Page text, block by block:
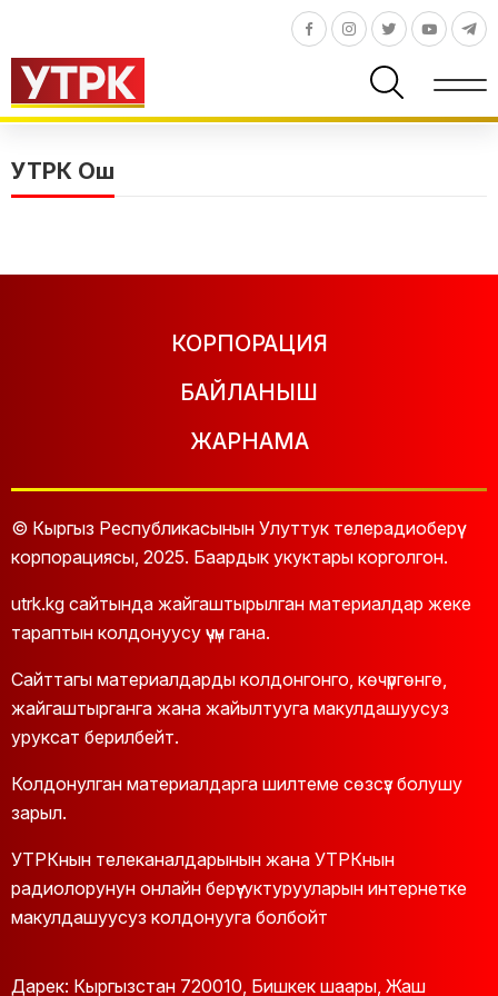
УТРК Ош
КОРПОРАЦИЯ
БАЙЛАНЫШ
ЖАРНАМА
© Кыргыз Республикасынын Улуттук телерадиоберүү
корпорациясы, 2025. Баардык укуктары корголгон.
utrk.kg сайтында жайгаштырылган материалдар жеке
тараптын колдонуусу үчүн гана.
Сайттагы материалдарды колдонгонго, көчүргөнгө,
жайгаштырганга жана жайылтууга макулдашуусуз
уруксат берилбейт.
Колдонулган материалдарга шилтеме сөзсүз болушу
зарыл.
УТРКнын телеканалдарынын жана УТРКнын
радиолорунун онлайн берүү-уктурууларын интернетке
макулдашуусуз колдонууга болбойт
Дарек: Кыргызстан 720010, Бишкек шаары, Жаш